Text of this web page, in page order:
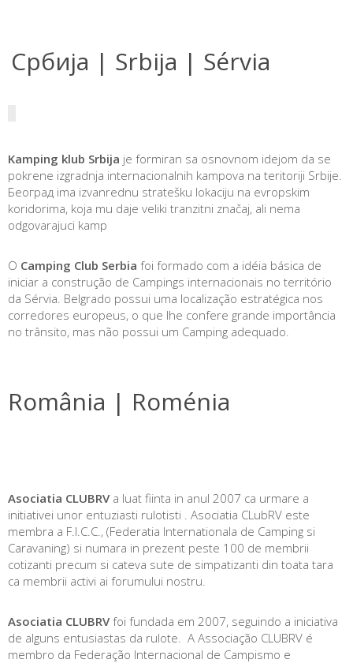
Сpбиja | Srbija | Sérvia
Kamping klub Srbija je formiran sa osnovnom idejom da se
pokrene izgradnja internacionalnih kampova na teritoriji Srbije.
Београд ima izvanrednu stratešku lokaciju na evropskim
koridorima, koja mu daje veliki tranzitni značaj, ali nema
odgovarajuci kamp
O Camping Club Serbia foi formado com a idéia básica de
iniciar a construção de Campings internacionais no território
da Sérvia. Belgrado possui uma localização estratégica nos
corredores europeus, o que lhe confere grande importância
no trânsito, mas não possui um Camping adequado.
România | Roménia
Asociatia CLUBRVa luat fiinta in anul 2007 ca urmare a
initiativei unor entuziasti rulotisti . Asociatia CLubRV este
membra a F.I.C.C., (Federatia Internationala de Camping si
Caravaning) si numara in prezent peste 100 de membrii
cotizanti precum si cateva sute de simpatizanti din toata tara
ca membrii activi ai forumului nostru.
Asociatia CLUBRVfoi fundada em 2007, seguindo a iniciativa
de alguns entusiastas da rulote. A Associação CLUBRV é
membro da Federação Internacional de Campismo e